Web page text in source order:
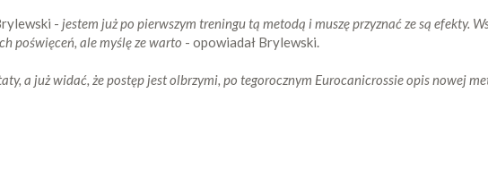
- jestem już po pierwszym treningu tą metodą i muszę przyznać ze są efekty.
poświęceń, ale myślę ze warto - opowiadał Brylewski.
a już widać, że postęp jest olbrzymi, po tegorocznym Eurocanicrossie opis nowej